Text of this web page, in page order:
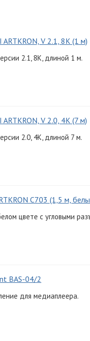
V 2.1, 8K (1 м)
2.1, 8K, длиной 1 м.
V 2.0, 4K (7 м)
2.0, 4K, длиной 7 м.
C703 (1,5 м,
цвете с угловыми
BAS-04/2
для медиаплеера.